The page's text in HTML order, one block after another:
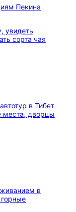
Пекина
увидеть
сорта чая
в